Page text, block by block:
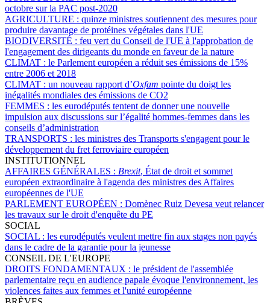
octobre sur la PAC post-2020
AGRICULTURE : quinze ministres soutiennent des mesures pour
produire davantage de protéines végétales dans l'UE
BIODIVERSITÉ : feu vert du Conseil de l'UE à l'approbation de
l'engagement des dirigeants du monde en faveur de la nature
CLIMAT : le Parlement européen a réduit ses émissions de 15%
entre 2006 et 2018
CLIMAT : un nouveau rapport d’Oxfam pointe du doigt les
inégalités mondiales des émissions de CO2
FEMMES : les eurodéputés tentent de donner une nouvelle
impulsion aux discussions sur l’égalité hommes-femmes dans les
conseils d’administration
TRANSPORTS : les ministres des Transports s'engagent pour le
développement du fret ferroviaire européen
INSTITUTIONNEL
AFFAIRES GÉNÉRALES : Brexit, État de droit et sommet
européen extraordinaire à l'agenda des ministres des Affaires
européennes de l'UE
PARLEMENT EUROPÉEN : Domènec Ruiz Devesa veut relancer
les travaux sur le droit d'enquête du PE
SOCIAL
SOCIAL : les eurodéputés veulent mettre fin aux stages non payés
dans le cadre de la garantie pour la jeunesse
CONSEIL DE L'EUROPE
DROITS FONDAMENTAUX : le président de l'assemblée
parlementaire reçu en audience papale évoque l'environnement, les
violences faites aux femmes et l'unité européenne